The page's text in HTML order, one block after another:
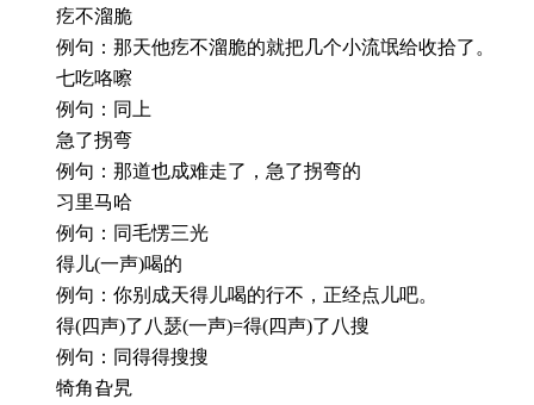
疙不溜脆
例句：那天他疙不溜脆的就把几个小流氓给收拾了。
七吃咯嚓
例句：同上
急了拐弯
例句：那道也成难走了，急了拐弯的
习里马哈
例句：同毛愣三光
得儿(一声)喝的
例句：你别成天得儿喝的行不，正经点儿吧。
得(四声)了八瑟(一声)=得(四声)了八搜
例句：同得得搜搜
犄角旮旯